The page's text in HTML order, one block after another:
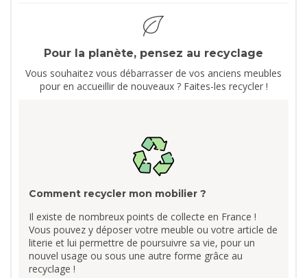
Pour la planète, pensez au recyclage
Vous souhaitez vous débarrasser de vos anciens meubles
pour en accueillir de nouveaux ? Faites-les recycler !
Comment recycler mon mobilier ?
Il existe de nombreux points de collecte en France !
Vous pouvez y déposer votre meuble ou votre article de
literie et lui permettre de poursuivre sa vie, pour un
nouvel usage ou sous une autre forme grâce au
recyclage !